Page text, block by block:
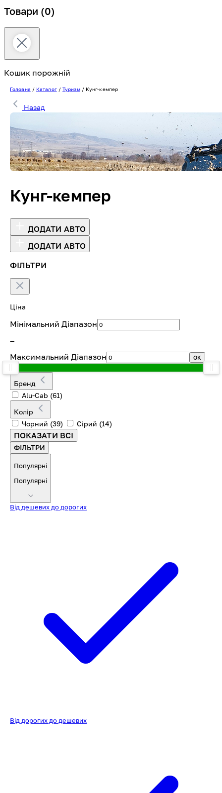
Товари (0)
Кошик порожній
Головна / Каталог/Туризм/ Кунг-кемпер
Назад
Кунг-кемпер
ДОДАТИ АВТО
ДОДАТИ АВТО
ФІЛЬТРИ
Ціна
Мінімальний Діапазон
—
Максимальний Діапазон OK
Бренд
Alu-Cab (61)
Колір
Чорний (39) Сірий (14)
ПОКАЗАТИ ВСІ
ФІЛЬТРИ
Популярні
Популярні
Від дешевих до дорогих
Від дорогих до дешевих